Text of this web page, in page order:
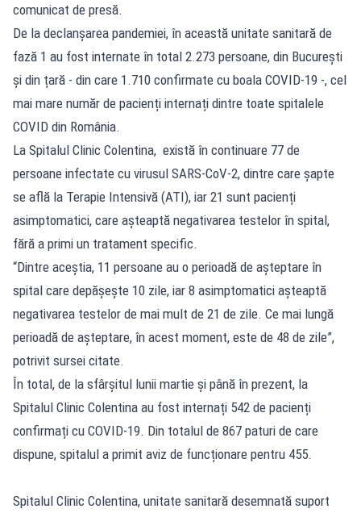
comunicat de presă.
De la declanșarea pandemiei, în această unitate sanitară de
fază 1 au fost internate în total 2.273 persoane, din București
și din țară - din care 1.710 confirmate cu boala COVID-19 -, cel
mai mare număr de pacienți internați dintre toate spitalele
COVID din România.
La Spitalul Clinic Colentina, există în continuare 77 de
persoane infectate cu virusul SARS-CoV-2, dintre care șapte
se află la Terapie Intensivă (ATI), iar 21 sunt pacienți
asimptomatici, care așteaptă negativarea testelor în spital,
fără a primi un tratament specific.
“Dintre aceștia, 11 persoane au o perioadă de așteptare în
spital care depășește 10 zile, iar 8 asimptomatici așteaptă
negativarea testelor de mai mult de 21 de zile. Ce mai lungă
perioadă de așteptare, în acest moment, este de 48 de zile”,
potrivit sursei citate.
În total, de la sfârșitul lunii martie și până în prezent, la
Spitalul Clinic Colentina au fost internați 542 de pacienți
confirmați cu COVID-19. Din totalul de 867 paturi de care
dispune, spitalul a primit aviz de funcționare pentru 455.
Spitalul Clinic Colentina, unitate sanitară desemnată suport